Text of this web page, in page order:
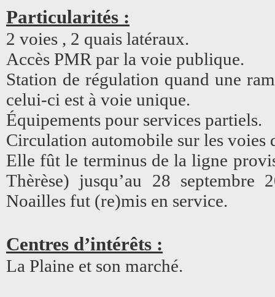
Particularités :
2 voies , 2 quais latéraux.
Accès PMR par la voie publique.
Station de régulation quand une
celui-ci est à voie unique.
Équipements pour services partiels.
Circulation automobile sur les voies
Elle fût le terminus de la ligne
Thèrèse) jusqu’au 28
Noailles fut (re)mis en service.
Centres d’intérêts :
La Plaine et son marché.